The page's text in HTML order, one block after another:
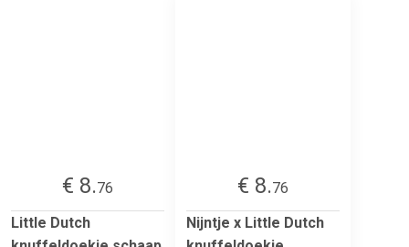
€ 8.76
Little Dutch
€ 8.76
Nijntje x Little Dutch